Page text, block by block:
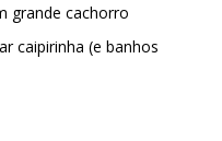
grande cachorro
caipirinha (e banhos